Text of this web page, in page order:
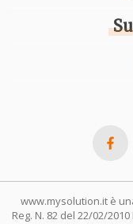
www.mysolution.it è
Reg. N. 82 del 22/02/